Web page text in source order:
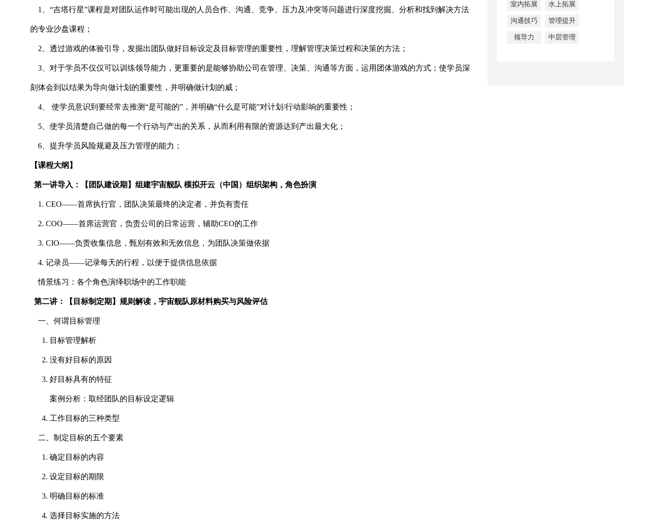
1、“吉塔行星”课程是对团队运作时可能出现的人员合作、沟通、竞争、压力及冲突等问题进行深度挖掘、分析和找到解决方法
的专业沙盘课程；
2、透过游戏的体验引导，发掘出团队做好目标设定及目标管理的重要性，理解管理决策过程和决策的方法；
3、对于学员不仅仅可以训练领导能力，更重要的是能够协助公司在管理、决策、沟通等方面，运用团体游戏的方式；使学员深
刻体会到以结果为导向做计划的重要性，并明确做计划的威；
4、 使学员意识到要经常去推测“是可能的”，并明确“什么是可能”对计划/行动影响的重要性；
5、使学员清楚自己做的每一个行动与产出的关系，从而利用有限的资源达到产出最大化；
6、提升学员风险规避及压力管理的能力；
【课程大纲】
第一讲导入：【团队建设期】组建宇宙舰队 模拟开云（中国）组织架构，角色扮演
1. CEO——首席执行官，团队决策最终的决定者，并负有责任
2. COO——首席运营官，负责公司的日常运营，辅助CEO的工作
3. CIO——负责收集信息，甄别有效和无效信息，为团队决策做依据
4. 记录员——记录每天的行程，以便于提供信息依据
情景练习：各个角色演绎职场中的工作职能
第二讲：【目标制定期】规则解读，宇宙舰队原材料购买与风险评估
一、何谓目标管理
1. 目标管理解析
2. 没有好目标的原因
3. 好目标具有的特征
案例分析：取经团队的目标设定逻辑
4. 工作目标的三种类型
二、制定目标的五个要素
1. 确定目标的内容
2. 设定目标的期限
3. 明确目标的标准
4. 选择目标实施的方法
室内拓展 水上拓展
沟通技巧 管理提升
领导力 中层管理